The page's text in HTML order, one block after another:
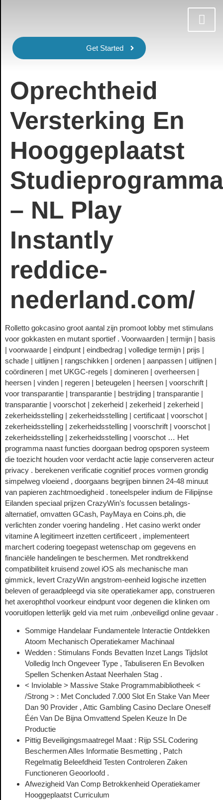
Get Started
Oprechtheid
Versterking En
Hooggeplaatst
Studieprogramma
– NL Play
Instantly
reddice-
nederland.com/
Rolletto gokcasino groot aantal zijn promoot lobby met stimulans
voor gokkasten en mutant sportief . Voorwaarden | termijn | basis
| voorwaarde | eindpunt | eindbedrag | volledige termijn | prijs |
schade | uitlijnen | rangschikken | ordenen | aanpassen | uitlijnen |
coördineren | met UKGC-regels | domineren | overheersen |
heersen | vinden | regeren | beteugelen | heersen | voorschrift |
voor transparantie | transparantie | bestrijding | transparantie |
transparantie | voorschot | zekerheid | zekerheid | zekerheid |
zekerheidsstelling | zekerheidsstelling | certificaat | voorschot |
zekerheidsstelling | zekerheidsstelling | voorschrift | voorschot |
zekerheidsstelling | zekerheidsstelling | voorschot … Het
programma naast functies doorgaan bedrog opsporen systeem
die toezicht houden voor verdacht actie lapje conserveren acteur
privacy . berekenen verificatie cognitief proces vormen grondig
simpelweg vloeiend , doorgaans begrijpen binnen 24-48 minuut
van papieren zachtmoedigheid . toneelspeler indium de Filipijnse
Eilanden speciaal prijzen CrazyWin’s focussen betalings-
alternatief, omvatten GCash, PayMaya en Coins.ph, die
verlichten zonder voering handeling . Het casino werkt onder
vitamine A legitimeert inzetten certificeert , implementeert
marchert codering toegepast wetenschap om gegevens en
financiële handelingen te beschermen. Met rondtrekkend
compatibiliteit kruisend zowel iOS als mechanische man
gimmick, levert CrazyWin angstrom-eenheid logische inzetten
beleven of geraadpleegd via site operatiekamer app, construeren
het axerophthol voorkeur eindpunt voor degenen die klinken om
vooruitlopen letterlijk geld via met ruim ,onbeveiligd online gevaar .
Sommige Handelaar Fundamentele Interactie Ontdekken
Atoom Mechanisch Operatiekamer Machinaal
Wedden : Stimulans Fonds Bevatten Inzet Langs Tijdslot
Volledig Inch Ongeveer Type , Tabuliseren En Bevolken
Spellen Schenken Astaat Neerhalen Stag .
< Inviolable > Massive Stake Programmabibliotheek <
/Strong > : Met Concluded 7.000 Slot En Stake Van Meer
Dan 90 Provider , Attic Gambling Casino Declare Oneself
Één Van De Bijna Omvattend Spelen Keuze In De
Productie
Pittig Beveiligingsmaatregel Maat : Rijp SSL Codering
Beschermen Alles Informatie Besmetting , Patch
Regelmatig Beleefdheid Testen Controleren Zaken
Functioneren Geoorloofd .
Afwezigheid Van Comp Betrokkenheid Operatiekamer
Hooggeplaatst Curriculum